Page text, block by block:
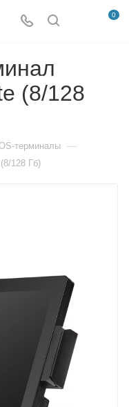
0
(8/128
терминалы —
128 Гб)